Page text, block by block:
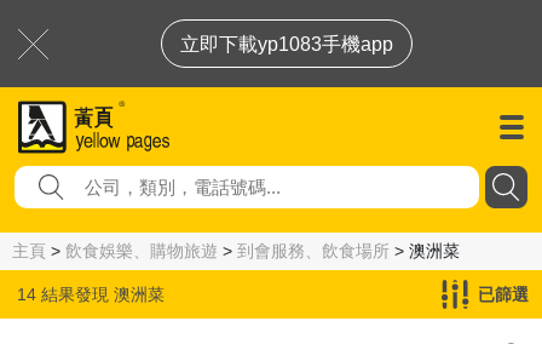
立即下載yp1083手機app
主頁 > 飲食娛樂、購物旅遊 > 到會服務、飲食場所 > 澳洲菜
14 結果發現 澳洲菜 已篩選